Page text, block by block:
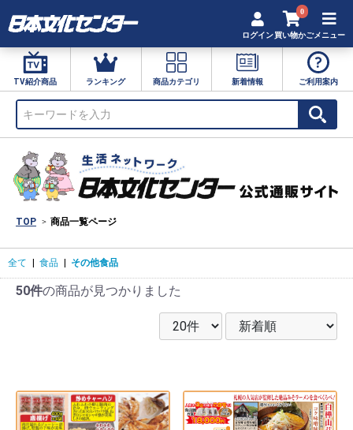
ログイン
0
買い物かごメニュー
TV紹介商品 ランキング 商品カテゴリ 新着情報 ご利用案内
TOP 商品一覧ページ
全て 食品 その他食品
50件の商品が見つかりました